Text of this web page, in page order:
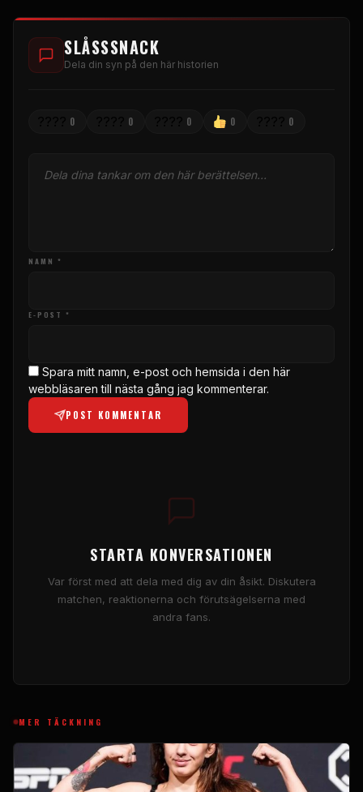
SLÅSSSNACK
Dela din syn på den här historien
0 0 0 0 0
NAMN *
E-POST *
Spara mitt namn, e-post och hemsida i den här
webbläsaren till nästa gång jag kommenterar.
POST KOMMENTAR
STARTA KONVERSATIONEN
Var först med att dela med dig av din åsikt. Diskutera
matchen, reaktionerna och förutsägelserna med
andra fans.
MER TÄCKNING